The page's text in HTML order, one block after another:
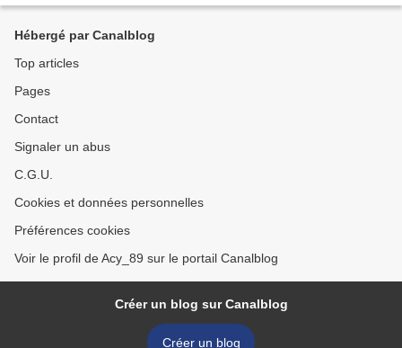
Hébergé par Canalblog
Top articles
Pages
Contact
Signaler un abus
C.G.U.
Cookies et données personnelles
Préférences cookies
Voir le profil de Acy_89 sur le portail Canalblog
Créer un blog sur Canalblog
Créer un blog